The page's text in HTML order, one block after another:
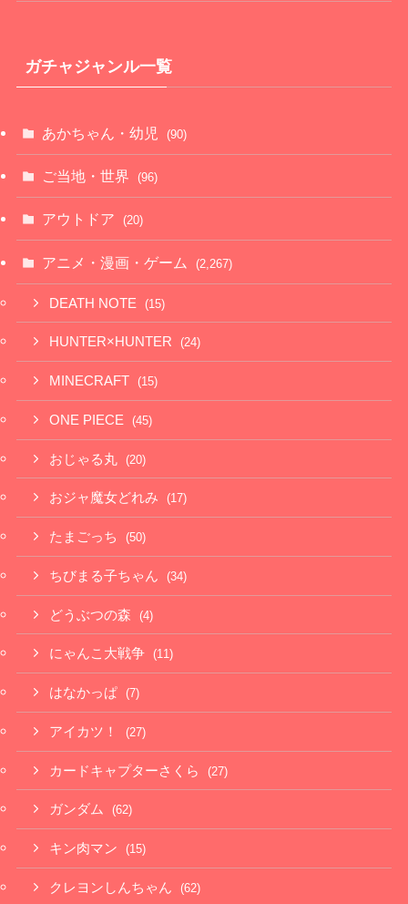
ガチャジャンル一覧
あかちゃん・幼児 (90)
ご当地・世界 (96)
アウトドア (20)
アニメ・漫画・ゲーム (2,267)
DEATH NOTE (15)
HUNTER×HUNTER (24)
MINECRAFT (15)
ONE PIECE (45)
おじゃる丸 (20)
おジャ魔女どれみ (17)
たまごっち (50)
ちびまる子ちゃん (34)
どうぶつの森 (4)
にゃんこ大戦争 (11)
はなかっぱ (7)
アイカツ！ (27)
カードキャプターさくら (27)
ガンダム (62)
キン肉マン (15)
クレヨンしんちゃん (62)